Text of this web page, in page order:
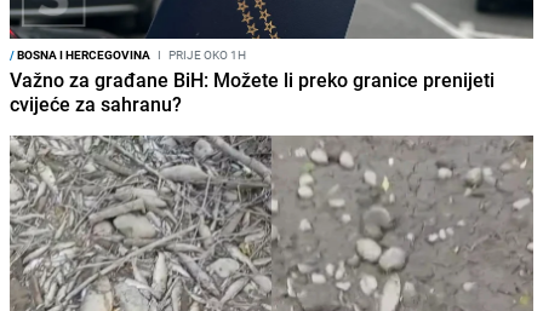
/BOSNA I HERCEGOVINA I PRIJE OKO 1H
Važno za građane BiH: Možete li preko granice prenijeti
cvijeće za sahranu?